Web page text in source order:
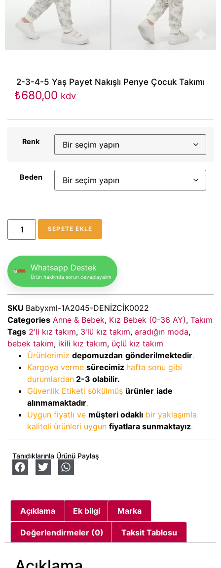
2-3-4-5 Yaş Payet Nakışlı Penye Çocuk Takımı
₺680,00 kdv
Renk
Beden
SEPETE EKLE
Whatsapp Destek
Ürün hakkında sorun cevaplayalım
SKU Babyxml-1A2045-DENİZCİK0022
Categories Anne & Bebek, Kız Bebek (0-36 AY), Takım
Tags 2'li kız takım, 3'lü kız takım, aradığın moda,
bebek takım, ikili kız takım, üçlü kız takım
Ürünlerimiz depomuzdan gönderilmektedir.
Kargoya verme sürecimiz hafta sonu gibi
durumlardan 2-3 olabilir.
Güvenlik Etiketi sökülmüş ürünler iade
alınmamaktadır.
Uygun fiyatlı ve müşteri odaklı bir yaklaşımla
kaliteli ürünleri uygun fiyatlara sunmaktayız.
Tanıdıklarınla Ürünü Paylaş
Açıklama Ek bilgi Marka
Değerlendirmeler (0) Taksit Tablosu